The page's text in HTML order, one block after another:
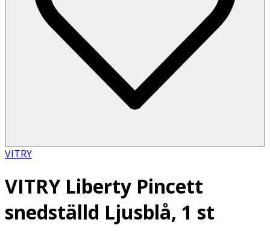
VITRY
VITRY Liberty Pincett
snedställd Ljusblå, 1 st